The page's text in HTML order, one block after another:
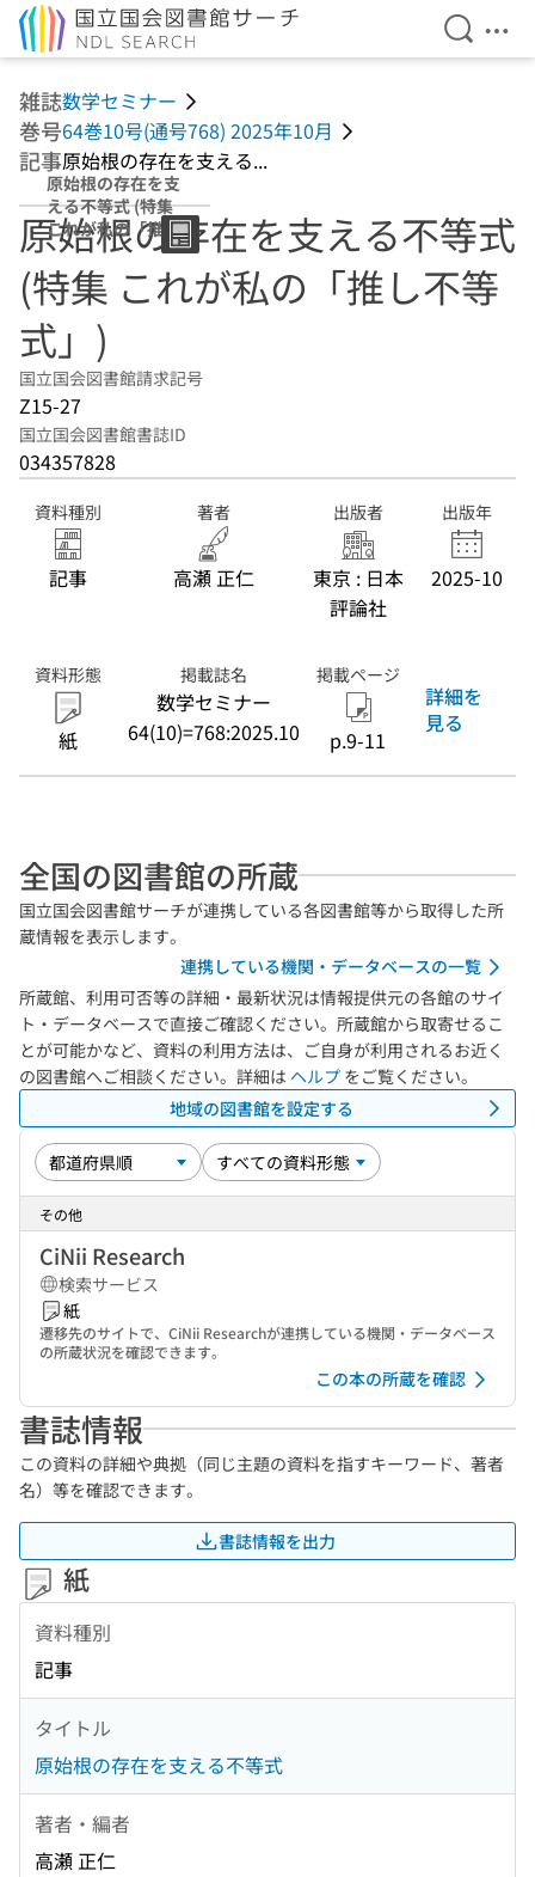
検索を
メ
雑誌数学セミナー
巻号64巻10号(通号768) 2025年10月
記事原始根の存在を支える...
原始根の存在を支
える不等式 (特集
これが私の「推し
不等式」)
原始根の存在を支える不等式
(特集 これが私の「推し不等
式」)
国立国会図書館請求記号
Z15-27
国立国会図書館書誌ID
034357828
資料種別
記事
著者
高瀬 正仁
出版者
東京 : 日本
評論社
出版年
2025-10
資料形態
紙
掲載誌名
数学セミナー
64(10)=768:2025.10
掲載ページ
p.9-11
詳細を
見る
全国の図書館の所蔵
国立国会図書館サーチが連携している各図書館等から取得した所
蔵情報を表示します。
連携している機関・データベースの一覧
所蔵館、利用可否等の詳細・最新状況は情報提供元の各館のサイ
ト・データベースで直接ご確認ください。所蔵館から取寄せるこ
とが可能かなど、資料の利用方法は、ご自身が利用されるお近く
の図書館へご相談ください。詳細は ヘルプ をご覧ください。
地域の図書館を設定する
その他
CiNii Research
検索サービス
紙
遷移先のサイトで、CiNii Researchが連携している機関・データベース
の所蔵状況を確認できます。
この本の所蔵を確認
書誌情報
この資料の詳細や典拠（同じ主題の資料を指すキーワード、著者
名）等を確認できます。
書誌情報を出力
紙
資料種別
記事
タイトル
原始根の存在を支える不等式
著者・編者
高瀬 正仁